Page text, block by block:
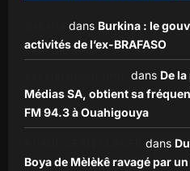
dans Burkina : le
activités de l’ex-BRAFASO
dans De
Médias SA, obtient sa
FM 94.3 à Ouahigouya
dans
Boya de Mèlèkê ravagé par